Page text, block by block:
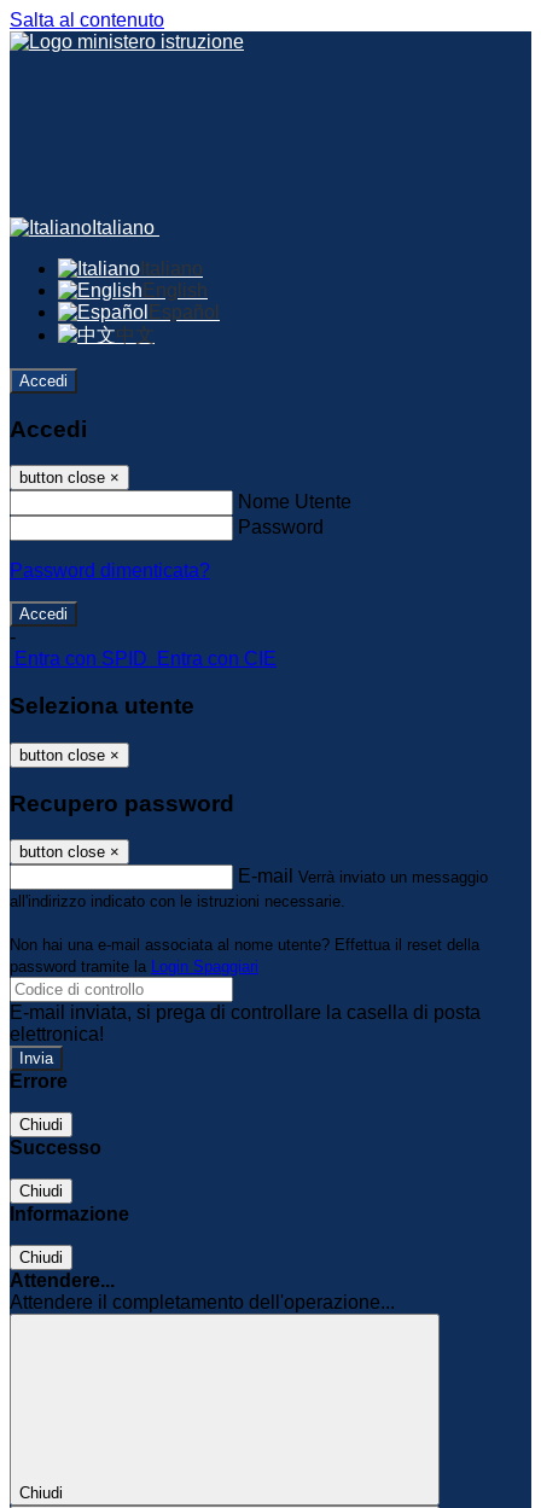
Salta al contenuto
Italiano
Italiano
English
Español
中文
Accedi
Accedi
button close ×
Nome Utente
Password
Password dimenticata?
-
Entra con SPID
Entra con CIE
Seleziona utente
button close ×
Recupero password
button close ×
E-mail Verrà inviato un messaggio
all'indirizzo indicato con le istruzioni necessarie.
Non hai una e-mail associata al nome utente? Effettua il reset della
password tramite la Login Spaggiari
E-mail inviata, si prega di controllare la casella di posta
elettronica!
Errore
Chiudi
Successo
Chiudi
Informazione
Chiudi
Attendere...
Attendere il completamento dell'operazione...
Chiudi